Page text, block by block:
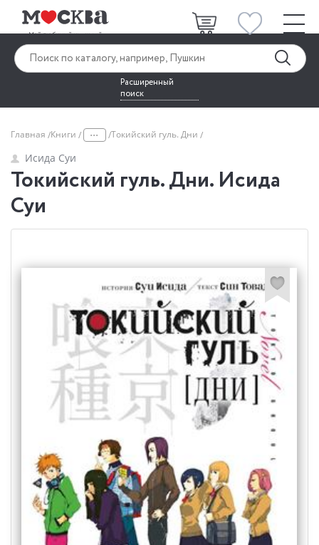
Расширенный
поиск
Главная Книги ... Токийский гуль. Дни
Исида Суи
Токийский гуль. Дни. Исида
Суи